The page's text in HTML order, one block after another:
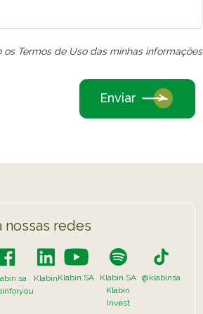
os Termos de Uso das minhas informações
Enviar
nossas redes
KlabinKlabin.SA
Klabin.SA
Klabin
Invest
@klabinsa